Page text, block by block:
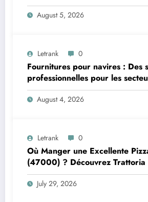
August 5, 2026
Letrank 0
Fournitures pour navires : Des
professionnelles pour les
offshore
August 4, 2026
Letrank 0
Où Manger une Excellente
(47000) ? Découvrez Trattoria
Pizza Brax
July 29, 2026